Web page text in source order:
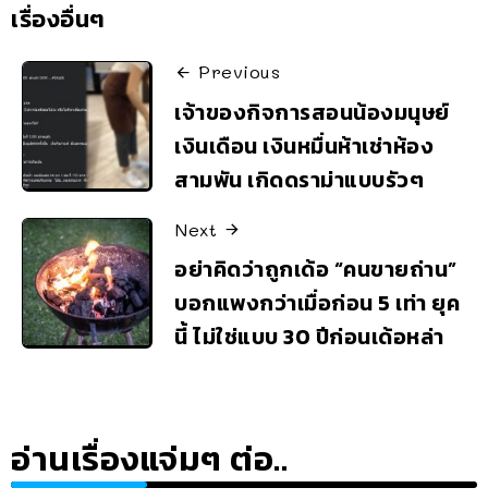
เรื่องอื่นๆ
Previous
เจ้าของกิจการสอนน้องมนุษย์
เงินเดือน เงินหมื่นห้าเช่าห้อง
สามพัน เกิดดราม่าแบบรัวๆ
Next
อย่าคิดว่าถูกเด้อ “คนขายถ่าน”
บอกแพงกว่าเมื่อก่อน 5 เท่า ยุค
นี้ ไม่ใช่แบบ 30 ปีก่อนเด้อหล่า
อ่านเรื่องแจ่มๆ ต่อ..